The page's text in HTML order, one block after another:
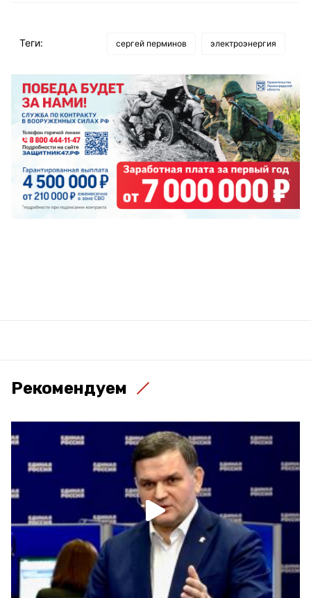
Теги: сергей перминов электроэнергия
Рекомендуем